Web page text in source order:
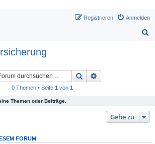
Anmelden
Registrieren
Suche
0 Themen • Seite 1 von 1
Themen oder Beiträge.
Gehe zu
FORUM